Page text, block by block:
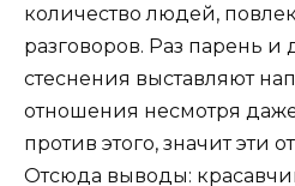
количество людей,
разговоров. Раз парень и
стеснения выставляют
отношения несмотря даже
против этого, значит эти
Отсюда выводы: